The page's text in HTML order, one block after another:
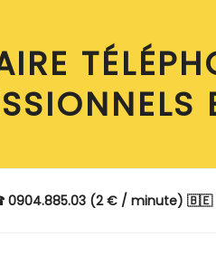
0904.885.03 (2 € / minute) 🇧🇪